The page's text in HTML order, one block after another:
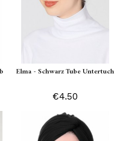
Elma - Schwarz Tube Untertuch
€4.50